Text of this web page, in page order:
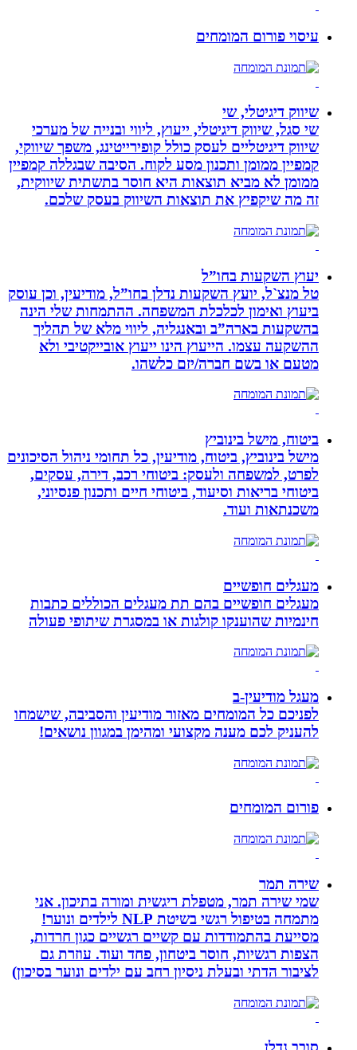
עיסוי פורום המומחים
שיווק דיגיטלי, שי
שי סגל, שיווק דיגיטלי, ייעוץ, ליווי ובנייה של מערכי
שיווק דיגיטליים לעסק כולל קופירייטינג, משפך שיווקי,
קמפיין ממומן ותכנון מסע לקוח. הסיבה שבגללה קמפיין
ממומן לא מביא תוצאות היא חוסר בתשתית שיווקית,
זה מה שיקפיץ את תוצאות השיווק בעסק שלכם.
יעוץ השקעות בחו”ל
טל מנצ`ל, יועץ השקעות נדלן בחו”ל, מודיעין, וכן עוסק
ביעוץ ואימון לכלכלת המשפחה. ההתמחות שלי הינה
בהשקעות בארה”ב ובאנגליה, ליווי מלא של תהליך
ההשקעה עצמו. הייעוץ הינו ייעוץ אובייקטיבי ולא
מטעם או בשם חברה/יזם כלשהו.
ביטוח, מישל בינוביץ
מישל בינוביץ, ביטוח, מודיעין, כל תחומי ניהול הסיכונים
לפרט, למשפחה ולעסק: ביטוחי רכב, דירה, עסקים,
ביטוחי בריאות וסיעוד, ביטוחי חיים ותכנון פנסיוני,
משכנתאות ועוד.
מעגלים חופשיים
מעגלים חופשיים בהם תת מעגלים הכוללים כתבות
חינמיות שהוענקו קולגות או במסגרת שיתופי פעולה
מעגל מודיעין-ב
לפניכם כל המומחים מאזור מודיעין והסביבה, שישמחו
להעניק לכם מענה מקצועי ומהימן במגוון נושאים!
פורום המומחים
שירה תמר
שמי שירה תמר, מטפלת ריגשית ומורה בתיכון. אני
מתמחה בטיפול רגשי בשיטת NLP לילדים ונוער!
מסייעת בהתמודדות עם קשיים רגשיים כגון חרדות,
הצפות רגשיות, חוסר ביטחון, פחד ועוד. עוזרת גם
לציבור הדתי ובעלת ניסיון רחב עם ילדים ונוער בסיכון)